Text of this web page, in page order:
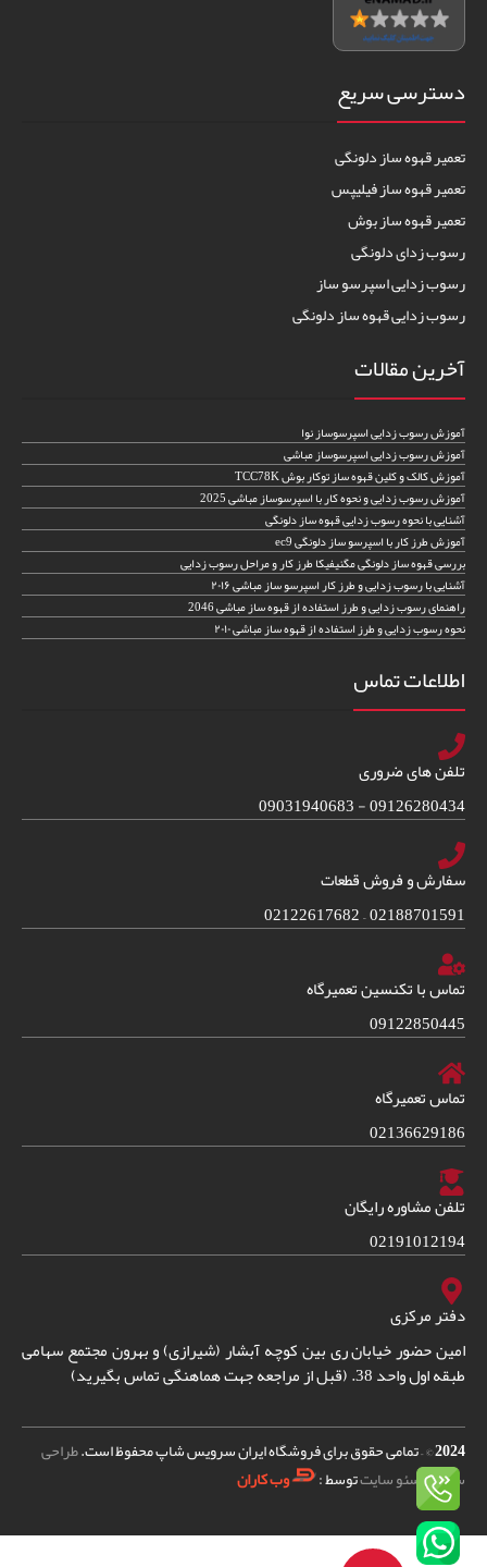
دسترسی سریع
تعمیر قهوه ساز دلونگی
تعمیر قهوه ساز فیلیپس
تعمیر قهوه ساز بوش
رسوب زدای دلونگی
رسوب زدایی اسپرسو ساز
رسوب زدایی قهوه ساز دلونگی
آخرین مقالات
آموزش رسوب زدایی اسپرسوساز نوا
آموزش رسوب زدایی اسپرسوساز مباشی
آموزش کالک و کلین قهوه ساز توکار بوش TCC78K
آموزش رسوب زدایی و نحوه کار با اسپرسوساز مباشی 2025
آشنایی با نحوه رسوب زدایی قهوه ساز دلونگی
آموزش طرز کار با اسپرسو ساز دلونگی ec9
بررسی قهوه ساز دلونگی مگنیفیکا طرز کار و مراحل رسوب زدایی
آشنایی با رسوب زدایی و طرز کار اسپرسو ساز مباشی ۲۰۱۶
راهنمای رسوب زدایی و طرز استفاده از قهوه ساز مباشی 2046
نحوه رسوب زدایی و طرز استفاده از قهوه ساز مباشی ۲۰۱۰
اطلاعات تماس
تلفن های ضروری
09126280434 - 09031940683
سفارش و فروش قطعات
02188701591 – 02122617682
تماس با تکنسین تعمیرگاه
09122850445
تماس تعمیرگاه
02136629186
تلفن مشاوره رایگان
02191012194
دفتر مرکزی
امین حضور خیابان ری بین کوچه آبشار (شیرازی) و بهرون مجتمع سهامی
طبقه اول واحد 38. (قبل از مراجعه جهت هماهنگی تماس بگیرید)
2024© – تمامی حقوق برای فروشگاه ایران سرویس شاپ محفوظ است.طراحی
سایتوسئو سایتتوسط : وب کاران